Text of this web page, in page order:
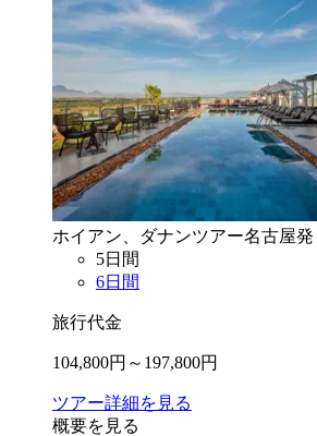
ホイアン、ダナンツアー名古屋発
5日間
6日間
旅行代金
104,800円～ 197,800円
ツアー詳細を見る
概要を見る